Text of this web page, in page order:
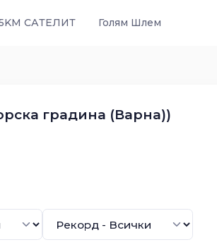
САТЕЛИТ Голям Шлем
градина (Варна))